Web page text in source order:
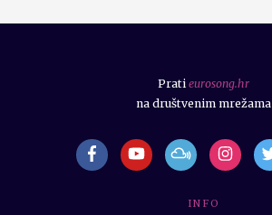
I N F O
Prati eurosong.hr
na društvenim mrežama